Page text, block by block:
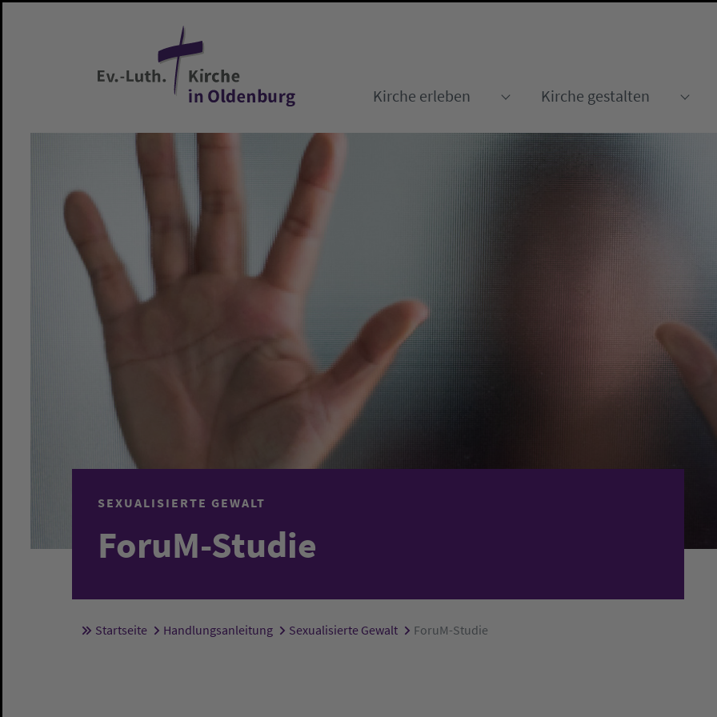
Kirche erleben
Kirche gestalten
SEXUALISIERTE GEWALT
ForuM-Studie
Sie sind hier:
Startseite Handlungsanleitung Sexualisierte Gewalt ForuM-Studie